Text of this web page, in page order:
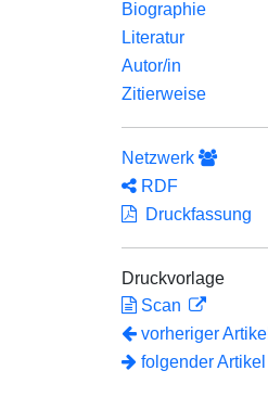
Biographie
Literatur
Autor/in
Zitierweise
Netzwerk
RDF
Druckfassung
Druckvorlage
Scan
vorheriger Artikel
folgender Artikel